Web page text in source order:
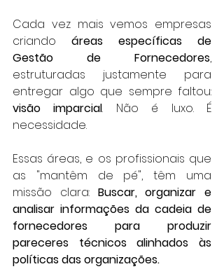
Cada vez mais vemos empresas
criando áreas específicas de
Gestão de Fornecedores,
estruturadas justamente para
visão imparcial. Não é luxo. É
necessidade.
Essas áreas, e os profissionais que
as "mantêm de pé", têm uma
missão clara: Buscar, organizar e
analisar informações da cadeia de
fornecedores para produzir
pareceres técnicos alinhados às
políticas das organizações.